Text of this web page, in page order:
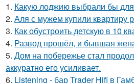
1. Какую лоджию выбрали бы
2. Аля с мужем купили квартиру
3. Как обустроить детскую в 10
4. Развод прошёл, и бывшая
5. Дом на побережье стал
аккуратно его усиливает.
6. Listening - бар Trader Hifi в